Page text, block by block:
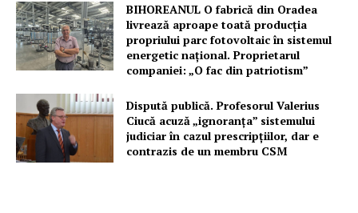
BIHOREANUL O fabrică din Oradea
livrează aproape toată producția
propriului parc fotovoltaic în sistemul
energetic național. Proprietarul
companiei: „O fac din patriotism”
Dispută publică. Profesorul Valerius
Ciucă acuză „ignoranța” sistemului
judiciar în cazul prescripțiilor, dar e
contrazis de un membru CSM